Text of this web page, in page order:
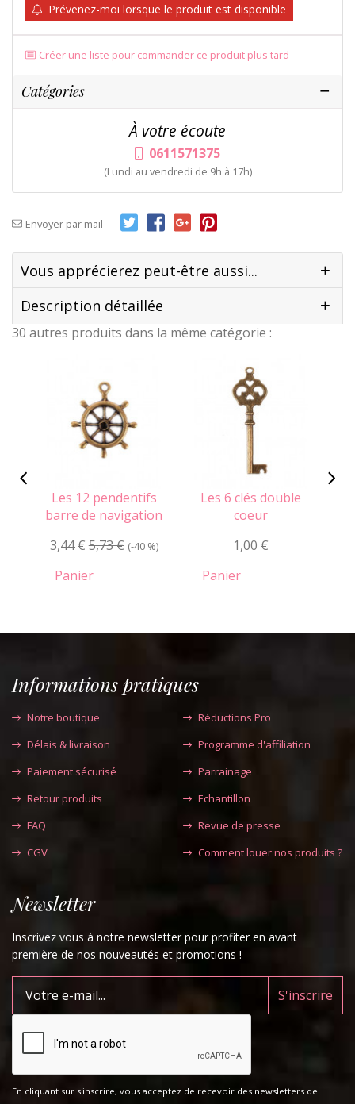
Prévenez-moi lorsque le produit est disponible
Créer une liste pour commander ce produit plus tard
Catégories
À votre écoute
0611571375
(Lundi au vendredi de 9h à 17h)
Envoyer par mail
Vous apprécierez peut-être aussi...
Description détaillée
30 autres produits dans la même catégorie :
Les 12 pendentifs
barre de navigation
3,44 € 5,73 € (-40 %)
Panier
Les 6 clés double
coeur
1,00 €
Panier
Informations pratiques
Notre boutique
Délais & livraison
Paiement sécurisé
Retour produits
FAQ
CGV
Réductions Pro
Programme d'affiliation
Parrainage
Echantillon
Revue de presse
Comment louer nos produits ?
Newsletter
Inscrivez vous à notre newsletter pour profiter en avant
première de nos nouveautés et promotions !
En cliquant sur s'inscrire, vous acceptez de recevoir des newsletters de